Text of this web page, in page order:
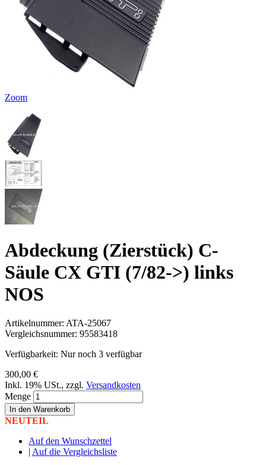
Zoom
Abdeckung (Zierstück) C-
Säule CX GTI (7/82->) links
NOS
Artikelnummer: ATA-25067
Vergleichsnummer: 95583418
Verfügbarkeit: Nur noch 3 verfügbar
300,00 €
Inkl. 19% USt., zzgl. Versandkosten
Menge
In den Warenkorb
NEUTEIL
Auf den Wunschzettel
| Auf die Vergleichsliste